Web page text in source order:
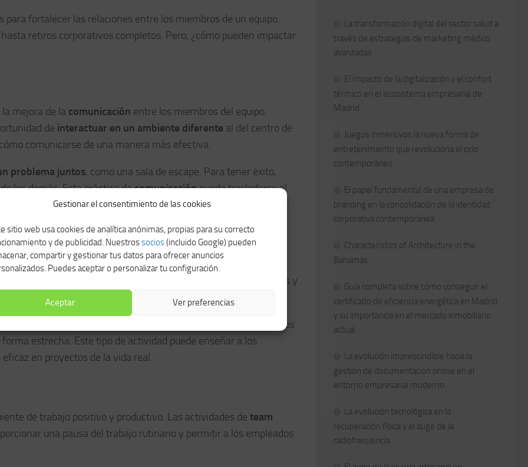
Gestionar el consentimiento de las cookies
sitio web usa cookies de analítica anónimas, propias para su correcto
y de publicidad. Nuestrossocios(incluido Google) pueden
compartir y gestionar tus datos para ofrecer anuncios
Puedes aceptar o personalizar tu configuración.
Aceptar Ver preferencias
para fortalecer las relaciones entre los miembros de un equipo.
retiros corporativos completos. Pero, ¿cómo pueden impactar
la mejora de la comunicación entre los miembros del equipo.
de interactuar en un ambiente diferente al del centro de
comunicarse de una manera más efectiva.
problema juntos, como una sala de escape. Para tener éxito,
los demás. Esta práctica decomunicaciónpuede trasladarse al
en la resolución de problemas cotidianos.
El team buildingpuede ser una herramienta clave para
conjunto, los empleados aprenden a apoyarse unos en otros y
estructura utilizando materiales limitado
s. Para lograrlo, todos
estrecha. Este tipo de actividad puede enseñar a los
en proyectos de la vida real.
de trabajo positivo y productivo. Las actividades de team
una pausa del trabajo rutinario y permitir a los empleados
La transformación digital del sector salud a
través de estrategias de marketing médico
avanzadas
El impacto de la digitalización y el confort
térmico en el ecosistema empresarial de
Madrid
Juegos inmersivos la nueva forma de
entretenimiento que revoluciona el ocio
contemporáneo
El papel fundamental de una empresa de
branding en la consolidación de la identidad
corporativa contemporánea
Characteristics of Architecture in the
Bahamas
Guía completa sobre cómo conseguir el
certificado de eficiencia energética en Madrid
y su importancia en el mercado inmobiliario
actual
La evolución imprescindible hacia la
gestión de documentación online en el
entorno empresarial moderno
La evolución tecnológica en la
recuperación física y el auge de la
radiofrecuencia